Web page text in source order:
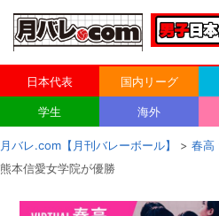
日本代表 国内リーグ
学生 海外
月バレ.com【月刊バレーボール】 > 春高
熊本信愛女学院が優勝